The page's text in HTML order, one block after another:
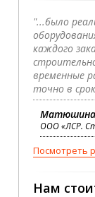
"...было
каждого
временные
точно в
ООО «ЛСР.
Посмотреть
Нам